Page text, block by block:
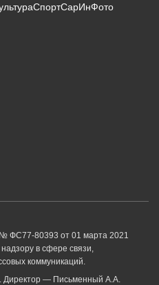
СпортСарИнФото
ФС77-80393 от 01 марта 2021
в сфере связи,
коммуникаций.
— Письменный А.А.